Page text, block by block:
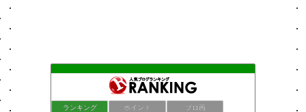
ランキング ポイント ブロ画